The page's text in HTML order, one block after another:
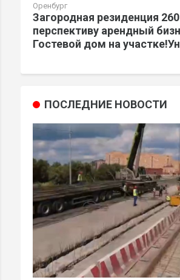
Оренбург
Загородная резиденция
перспективу арендный
Гостевой дом на
ПОСЛЕДНИЕ НОВОСТИ